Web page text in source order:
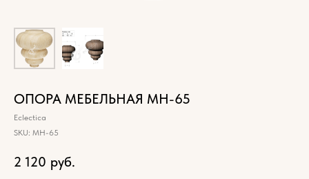
ОПОРА МЕБЕЛЬНАЯ МН-65
Eclectica
SKU: МН-65
2 120 руб.